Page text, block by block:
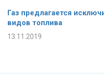
Газ предлагается
видов топлива
13.11.2019